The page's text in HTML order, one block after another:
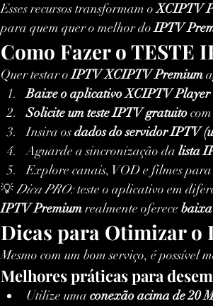
Esses recursos transformam o XCIPTV
para quem quer o melhor do IPTV
Como Fazer o TESTE
Quer testar o IPTV XCIPTV Premium
Baixe o aplicativo XCIPTV Player
Solicite um teste IPTV gratuito
Insira os dados do servidor IPTV
Aguarde a sincronização da lista
Explore canais, VOD e filmes
💡 Dica PRO: teste o aplicativo em
IPTV Premium realmente oferece baixa
Dicas para Otimizar o
Mesmo com um bom serviço, é possível
Melhores práticas para
Utilize uma conexão acima de 20